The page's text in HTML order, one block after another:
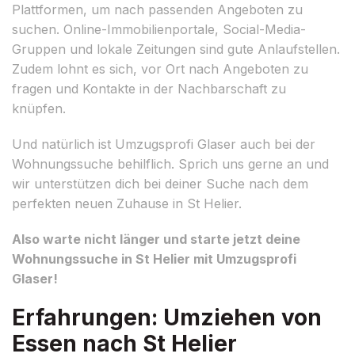
Plattformen, um nach passenden Angeboten zu
suchen. Online-Immobilienportale, Social-Media-
Gruppen und lokale Zeitungen sind gute Anlaufstellen.
Zudem lohnt es sich, vor Ort nach Angeboten zu
fragen und Kontakte in der Nachbarschaft zu
knüpfen.
Und natürlich ist Umzugsprofi Glaser auch bei der
Wohnungssuche behilflich. Sprich uns gerne an und
wir unterstützen dich bei deiner Suche nach dem
perfekten neuen Zuhause in St Helier.
Also warte nicht länger und starte jetzt deine
Wohnungssuche in St Helier mit Umzugsprofi
Glaser!
Erfahrungen: Umziehen von
Essen nach St Helier